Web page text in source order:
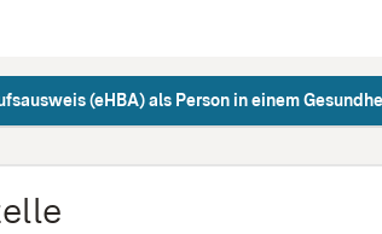
(eHBA) als Person in einem